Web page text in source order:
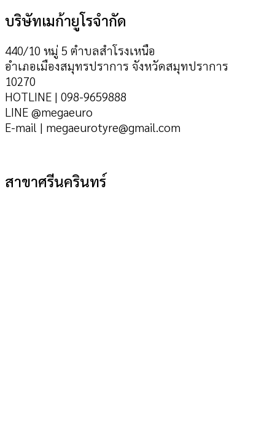
บริษัทเมก้ายูโรจำกัด
440/10 หมู่ 5 ตำบลสำโรงเหนือ
อำเภอเมืองสมุทรปราการ จังหวัดสมุทปราการ
10270
HOTLINE | 098-9659888
LINE @megaeuro
E-mail | megaeurotyre@gmail.com
สาขาศรีนครินทร์